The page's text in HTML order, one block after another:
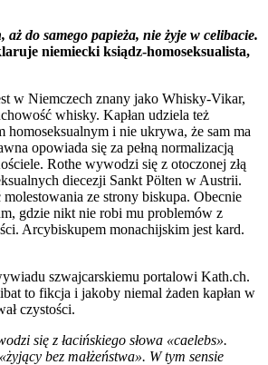
aż do samego papieża, nie żyje w celibacie.
niemiecki ksiądz-homoseksualista,
w Niemczech znany jako Whisky-Vikar,
whisky. Kapłan udziela też
homoseksualnym i nie ukrywa, że sam ma
opowiada się za pełną normalizacją
Rothe wywodzi się z otoczonej złą
diecezji Sankt Pölten w Austrii.
molestowania ze strony biskupa. Obecnie
gdzie nikt nie robi mu problemów z
Arcybiskupem monachijskim jest kard.
szwajcarskiemu portalowi Kath.ch.
to fikcja i jakoby niemal żaden kapłan w
czystości.
się z łacińskiego słowa «caelebs».
bez małżeństwa». W tym sensie